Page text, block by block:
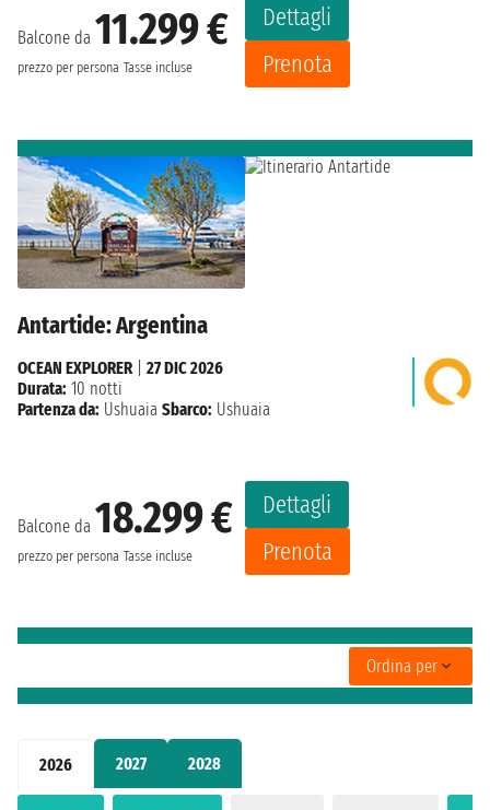
2026 2027 2028
Balcone da 11.299 €
prezzo per persona Tasse incluse
Dettagli
Prenota
Antartide: Argentina
Balcone da 18.299 €
prezzo per persona Tasse incluse
Dettagli
Prenota
OCEAN EXPLORER| 27 DIC 2026
Durata: 10 notti
Partenza da: Ushuaia Sbarco: Ushuaia
Ordina per